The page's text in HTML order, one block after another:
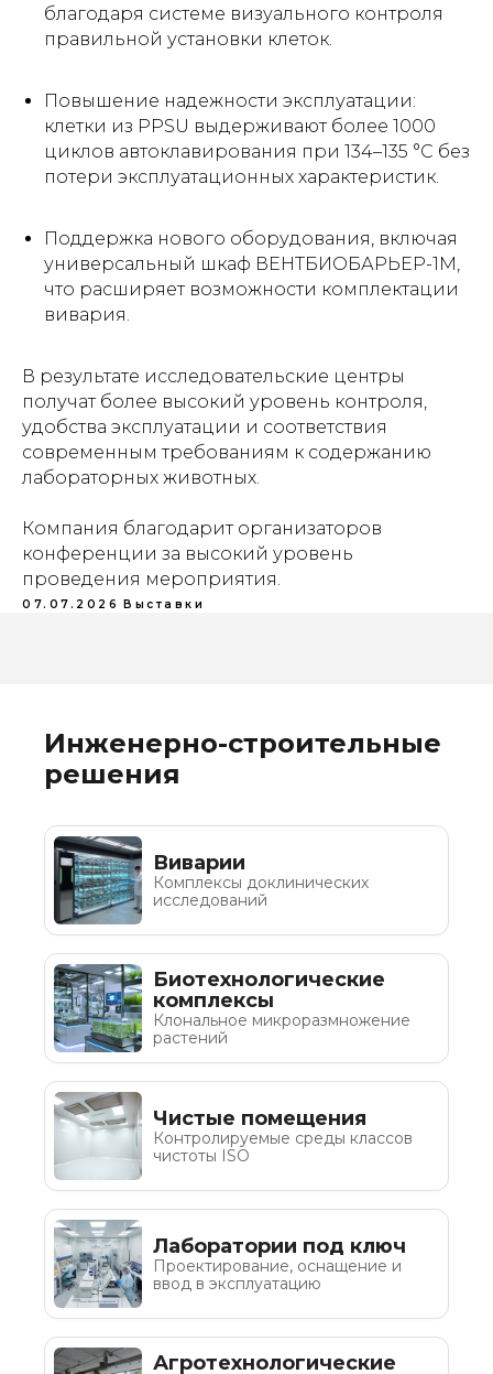
благодаря системе визуального контроля
правильной установки клеток.
Повышение надежности эксплуатации:
клетки из PPSU выдерживают более 1000
циклов автоклавирования при 134–135 °C без
потери эксплуатационных характеристик.
Поддержка нового оборудования, включая
универсальный шкаф ВЕНТБИОБАРЬЕР-1М,
что расширяет возможности комплектации
вивария.
В результате исследовательские центры
получат более высокий уровень контроля,
удобства эксплуатации и соответствия
современным требованиям к содержанию
лабораторных животных.
Компания благодарит организаторов
конференции за высокий уровень
проведения мероприятия.
07.07.2026 Выставки
Инженерно-строительные
решения
Виварии
Комплексы доклинических
исследований
Биотехнологические
комплексы
Клональное микроразмножение
растений
Чистые помещения
Контролируемые среды классов
чистоты ISO
Лаборатории под ключ
Проектирование, оснащение и
ввод в эксплуатацию
Агротехнологические